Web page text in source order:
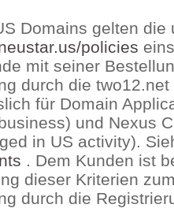
Domains gelten die
policies
mit seiner
durch die
für Domain
und Nexus
in US activity).
. Dem Kunden ist
dieser Kriterien
durch die